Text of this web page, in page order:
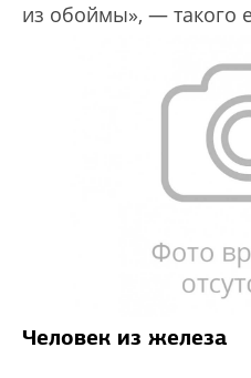
из обоймы», — такого
Человек из железа